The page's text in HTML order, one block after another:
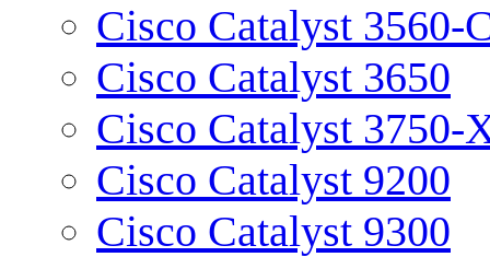
Cisco Catalyst 3560-
Cisco Catalyst 3650
Cisco Catalyst 3750-
Cisco Catalyst 9200
Cisco Catalyst 9300